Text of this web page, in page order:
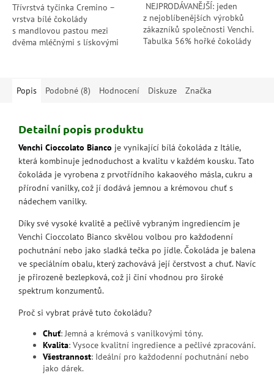
Třívrstvá tyčinka Cremino –
vrstva bílé čokolády
s mandlovou pastou mezi
dvěma mléčnými s lískovými
piedmontské...
NEJPRODÁVANĚJŠÍ: jeden
z nejoblíbenějších výrobků
zákazníků společnosti Venchi.
Tabulka 56% hořké čokolády
Popis
Podobné (8) Hodnocení Diskuze Značka
Detailní popis produktu
Venchi Cioccolato Bianco je vynikající bílá čokoláda z Itálie,
která kombinuje jednoduchost a kvalitu v každém kousku. Tato
čokoláda je vyrobena z prvotřídního kakaového másla, cukru a
přírodní vanilky, což jí dodává jemnou a krémovou chuť s
nádechem vanilky.
Díky své vysoké kvalitě a pečlivě vybraným ingrediencím je
Venchi Cioccolato Bianco skvělou volbou pro každodenní
pochutnání nebo jako sladká tečka po jídle. Čokoláda je balena
ve speciálním obalu, který zachovává její čerstvost a chuť. Navíc
je přirozeně bezlepková, což ji činí vhodnou pro široké
spektrum konzumentů.
Proč si vybrat právě tuto čokoládu?
Chuť: Jemná a krémová s vanilkovými tóny.
Kvalita: Vysoce kvalitní ingredience a pečlivé zpracování.
Všestrannost: Ideální pro každodenní pochutnání nebo
jako dárek.